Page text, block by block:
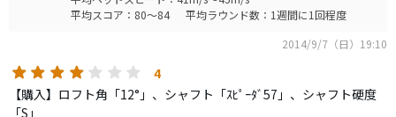
平均スコア：80～84
平均ラウンド数：1週間に1回程度
2014/9/7（日）19:10
4
【購入】ロフト角「12°」、シャフト「ｽﾋﾟｰﾀﾞ57」、シャフト硬度
「S」